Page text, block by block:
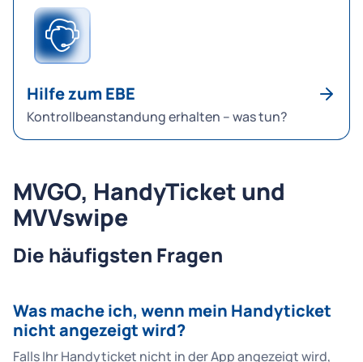
Hilfe zum EBE
Kontrollbeanstandung erhalten – was tun?
MVGO, HandyTicket und
MVVswipe
Die häufigsten Fragen
Was mache ich, wenn mein Handyticket
nicht angezeigt wird?
Falls Ihr Handyticket nicht in der App angezeigt wird,